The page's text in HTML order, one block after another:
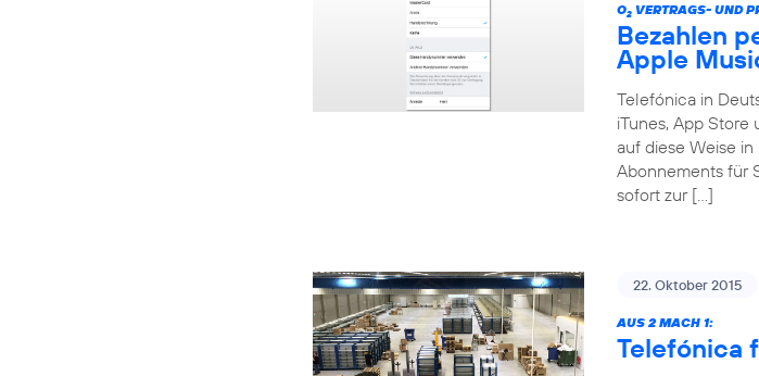
O2 VERTRAGS- UND
Bezahlen
Apple
Telefónica in
iTunes, App Store
auf diese Weise
Abonnements für
sofort zur […]
22. Oktober 2015
AUS 2 MACH 1:
Telefónica